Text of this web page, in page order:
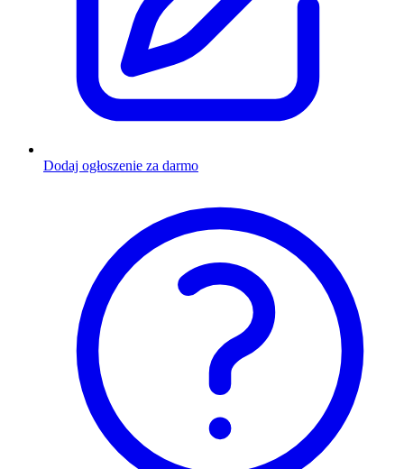
Dodaj ogłoszenie za darmo